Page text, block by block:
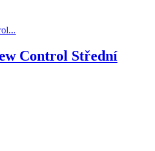
Control Střední